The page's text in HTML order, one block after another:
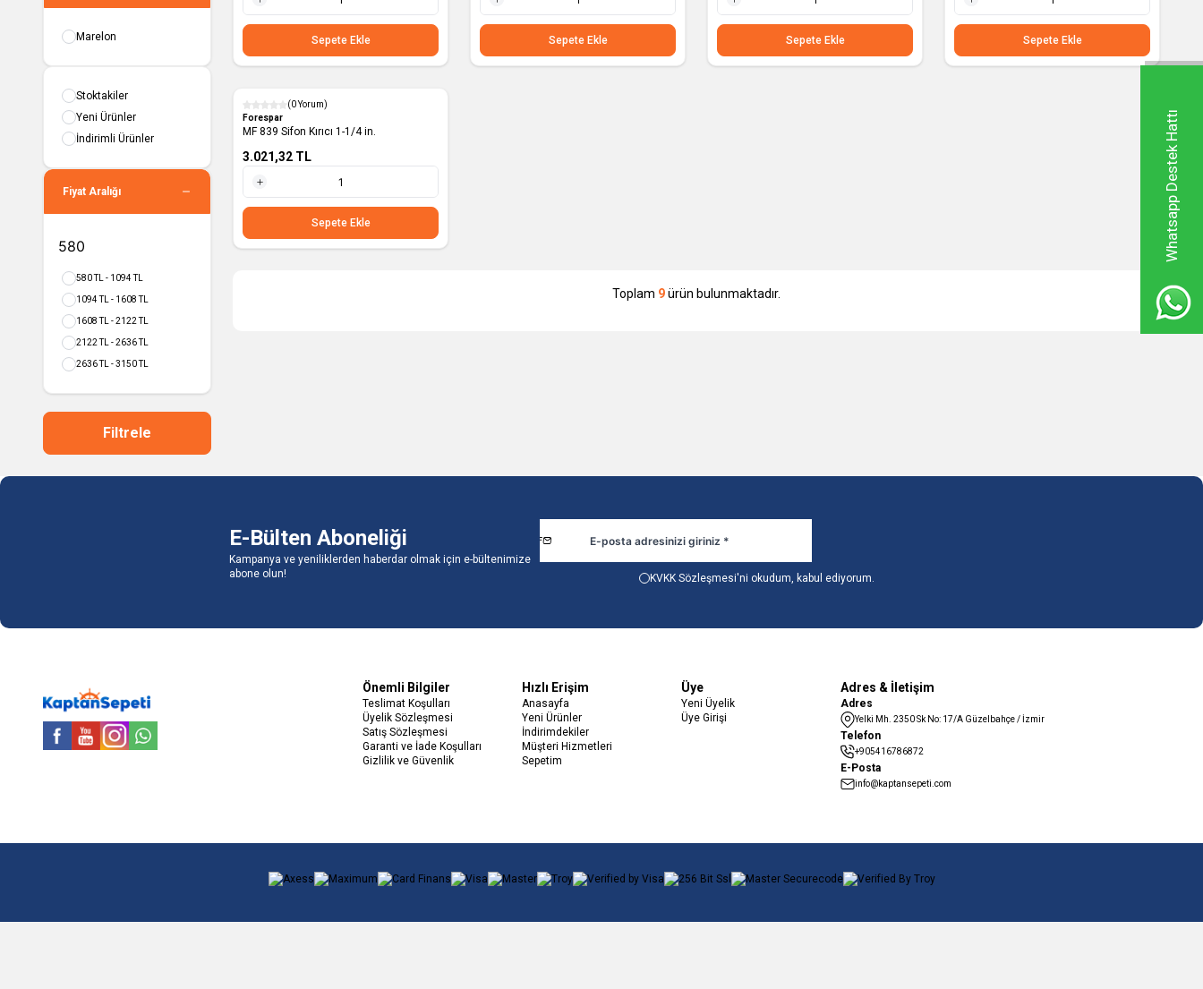
Whatsapp Destek Hattı
Marelon
Stoktakiler
Yeni Ürünler
İndirimli Ürünler
Fiyat Aralığı
580 TL - 1094 TL
1094 TL - 1608 TL
1608 TL - 2122 TL
2122 TL - 2636 TL
2636 TL - 3150 TL
Filtrele
1 Adet
Sepete Ekle
1 Adet
Sepete Ekle
1 Adet
Sepete Ekle
1 Adet
Sepete Ekle
(0 Yorum)
Forespar
MF 839 Sifon Kırıcı 1-1/4 in.
3.021,32 TL
1 Adet
Sepete Ekle
Toplam 9ürün bulunmaktadır.
E-Bülten Aboneliği
Kampanya ve yeniliklerden haberdar olmak için e-bültenimize
abone olun!
KVKK Sözleşmesi'ni okudum, kabul ediyorum.
Facebook
YoutubeInstagramWhatsApp
Önemli Bilgiler
Teslimat Koşulları
Üyelik Sözleşmesi
Satış Sözleşmesi
Garanti ve İade Koşulları
Gizlilik ve Güvenlik
Hızlı Erişim
Anasayfa
Yeni Ürünler
İndirimdekiler
Müşteri Hizmetleri
Sepetim
Üye
Yeni Üyelik
Üye Girişi
Adres & İletişim
Adres
Yelki Mh. 2350 Sk No: 17/A Güzelbahçe / İzmir
Telefon
+905416786872
E-Posta
info@kaptansepeti.com